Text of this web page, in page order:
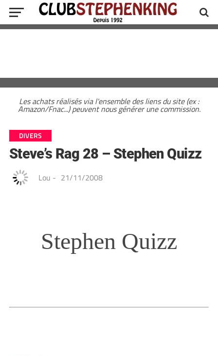
Les achats réalisés via l'ensemble des liens du site (ex :
Amazon/Fnac...) peuvent nous générer une commission.
DIVERS
Steve’s Rag 28 – Stephen Quizz
Lou - 21/11/2008
Stephen Quizz